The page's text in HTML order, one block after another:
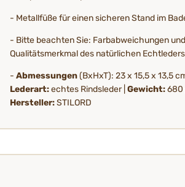
- Metallfüße für einen sicheren Stand im
- Bitte beachten Sie: Farbabweichungen
Qualitätsmerkmal des natürlichen
- Abmessungen(BxHxT): 23 x 15,5 x 13,5 cm
Lederart:echtes Rindsleder | Gewicht:680
Hersteller:STILORD